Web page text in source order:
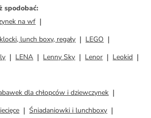
spodobać:
na wf
lunch boxy, regały
LEGO
LENA Lenny Sky Lenor
Leokid
dla chłopców i dziewczynek
Śniadaniowki i lunchboxy